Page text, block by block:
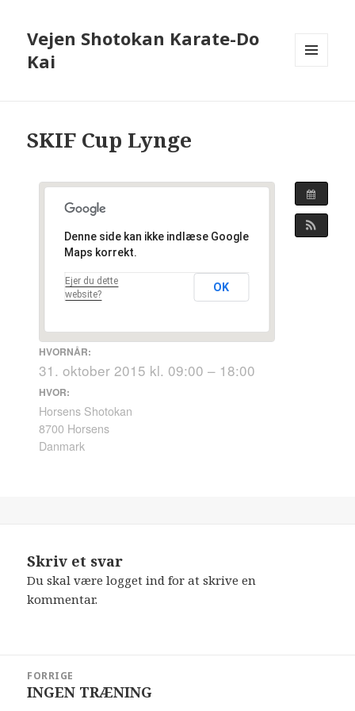
Vejen Shotokan Karate-Do
Kai
SKIF Cup Lynge
Denne side kan ikke indlæse Google
Maps korrekt.
Ejer du dette
website?
OK
HVORNÅR:
31. oktober 2015 kl. 09:00 – 18:00
HVOR:
Horsens Shotokan
8700 Horsens
Danmark
Skriv et svar
Du skal værelogget ind for at skrive en
kommentar.
FORRIGE
Forrige
INGEN TRÆNING